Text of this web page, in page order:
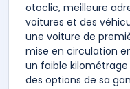
otoclic, meilleure
voitures et des
une voiture de
mise en circulation
un faible
des options de sa